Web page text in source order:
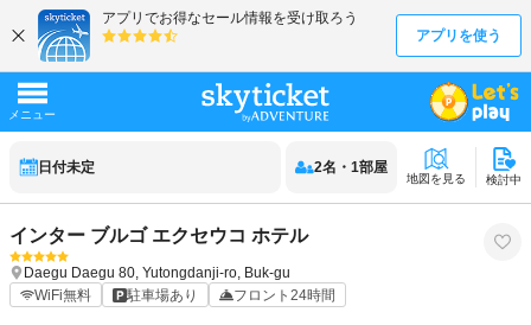
日付未定 2名 ・ 1部屋
地図を見る 検討中
インター ブルゴ エクセウコ ホテル
Daegu Daegu 80, Yutongdanji-ro, Buk-gu
WiFi無料
駐車場あり フロント24時間